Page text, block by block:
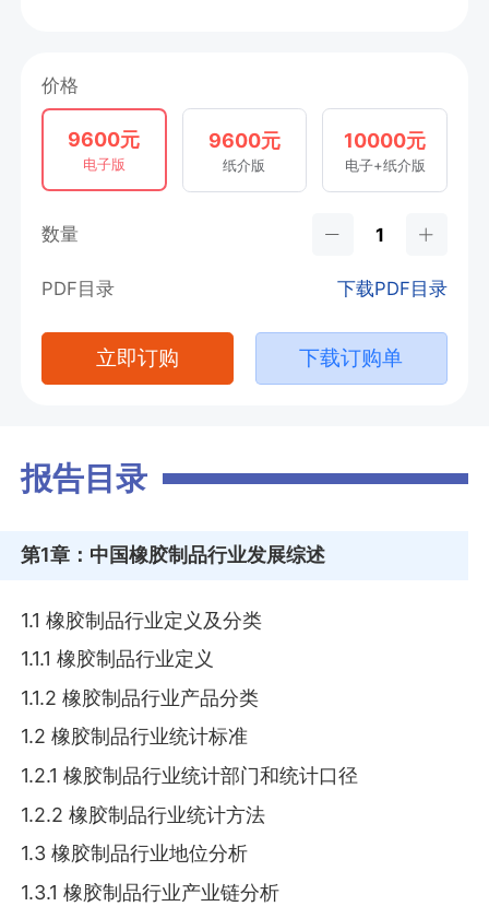
价格
9600元
电子版
9600元
纸介版
10000元
电子+纸介版
数量
PDF目录 下载PDF目录
立即订购 下载订购单
报告目录
第1章 ：中国橡胶制品行业发展综述
1.1 橡胶制品行业定义及分类
1.1.1 橡胶制品行业定义
1.1.2 橡胶制品行业产品分类
1.2 橡胶制品行业统计标准
1.2.1 橡胶制品行业统计部门和统计口径
1.2.2 橡胶制品行业统计方法
1.3 橡胶制品行业地位分析
1.3.1 橡胶制品行业产业链分析